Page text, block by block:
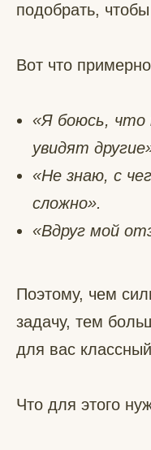
подобрать,
Вот что
«Я боюсь, что
увидят
«Не знаю, с
сложно».
«Вдруг мой
Поэтому, чем
задачу, тем
для вас
Что для этого